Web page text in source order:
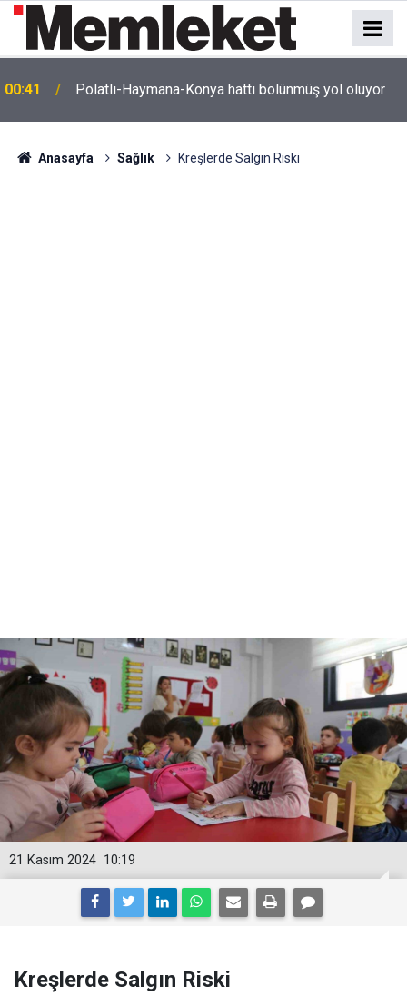
00:41 Polatlı-Haymana-Konya hattı bölünmüş yol oluyor
Anasayfa Sağlık Kreşlerde Salgın Riski
10:19
21 Kasım 2024
Kreşlerde Salgın Riski